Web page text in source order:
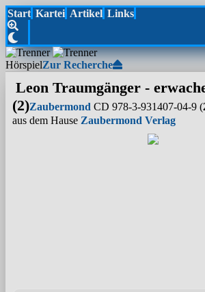
Start Kartei Artikel Links
HörspielZur Recherche
Leon Traumgänger -
(2)Zaubermond CD 978-3-931407-04-9 (
aus dem Hause Zaubermond Verlag